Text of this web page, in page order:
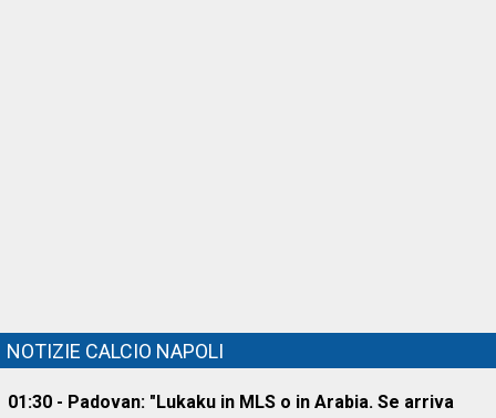
NOTIZIE CALCIO NAPOLI
01:30 - Padovan: "Lukaku in MLS o in Arabia. Se arriva